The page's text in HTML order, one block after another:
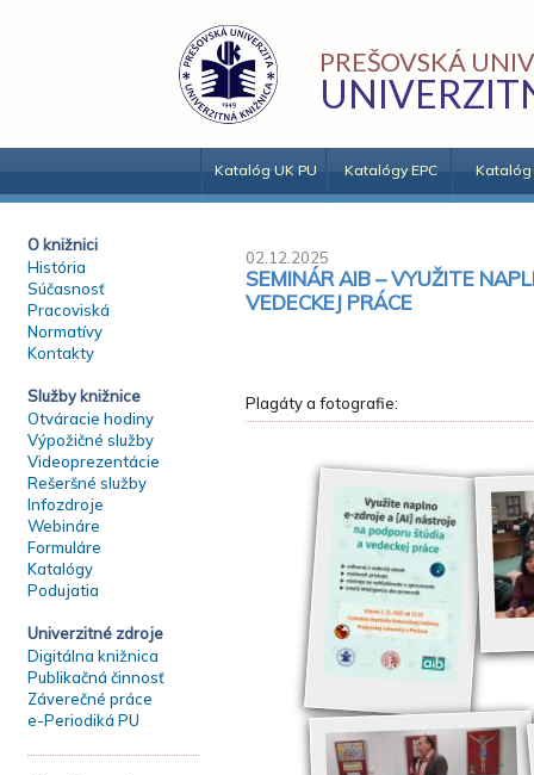
PREŠOVSKÁ
Katalóg UK PU Katalógy EPC Katalóg
O knižnici
História
Súčasnosť
Pracoviská
Normatívy
Kontakty
Služby knižnice
Otváracie hodiny
Výpožičné služby
Videoprezentácie
Rešeršné služby
Infozdroje
Webináre
Formuláre
Katalógy
Podujatia
Univerzitné zdroje
Digitálna knižnica
Publikačná činnosť
Záverečné práce
e-Periodiká PU
02.12.2025
SEMINÁR AIB – VYUŽITE
VEDECKEJ PRÁCE
Plagáty a fotografie: